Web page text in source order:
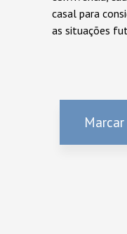
casal para
as situações